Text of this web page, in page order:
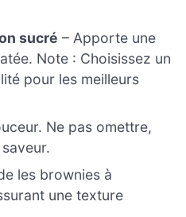
sucré – Apporte une
Note : Choisissez un
pour les meilleurs
Ne pas omettre,
les brownies à
une texture